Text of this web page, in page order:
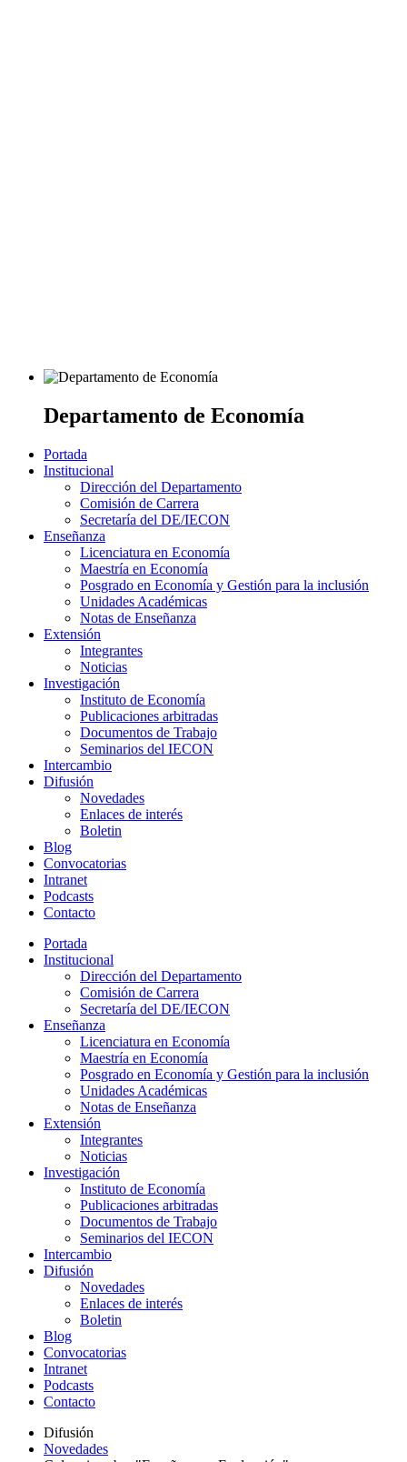
Departamento de Economía
Portada
Institucional
Dirección del Departamento
Comisión de Carrera
Secretaría del DE/IECON
Enseñanza
Licenciatura en Economía
Maestría en Economía
Posgrado en Economía y Gestión para la inclusión
Unidades Académicas
Notas de Enseñanza
Extensión
Integrantes
Noticias
Investigación
Instituto de Economía
Publicaciones arbitradas
Documentos de Trabajo
Seminarios del IECON
Intercambio
Difusión
Novedades
Enlaces de interés
Boletin
Blog
Convocatorias
Intranet
Podcasts
Contacto
Portada
Institucional
Dirección del Departamento
Comisión de Carrera
Secretaría del DE/IECON
Enseñanza
Licenciatura en Economía
Maestría en Economía
Posgrado en Economía y Gestión para la inclusión
Unidades Académicas
Notas de Enseñanza
Extensión
Integrantes
Noticias
Investigación
Instituto de Economía
Publicaciones arbitradas
Documentos de Trabajo
Seminarios del IECON
Intercambio
Difusión
Novedades
Enlaces de interés
Boletin
Blog
Convocatorias
Intranet
Podcasts
Contacto
Difusión
Novedades